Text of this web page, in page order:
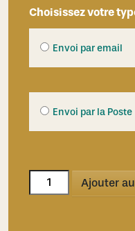
Choisissez votre
Envoi par email
Envoi par la Poste
quantité
de
Ajouter